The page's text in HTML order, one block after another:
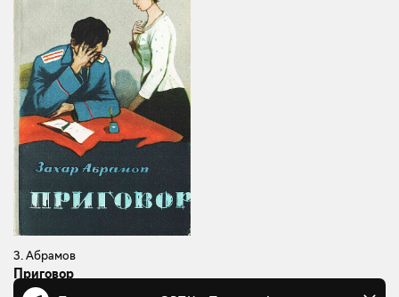
З. Абрамов
Приговор
Баку, 1965